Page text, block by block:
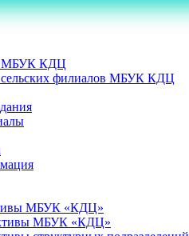
МБУК КДЦ
филиалов МБУК КДЦ
МБУК «КДЦ»
МБУК «КДЦ»